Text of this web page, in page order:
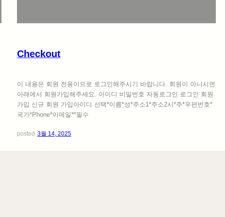
o
Checkout
이 내용은 회원 전용이므로 로그인해주시기 바랍니다. 회원이 아니시면
아래에서 회원가입해주세요. 아이디 비밀번호 자동로그인 로그인 회원
가입 신규 회원 가입아이디 선택*이름*성*주소1*주소2시*주*우편번호*
국가*Phone*이메일**필수
posted 3월 14, 2025